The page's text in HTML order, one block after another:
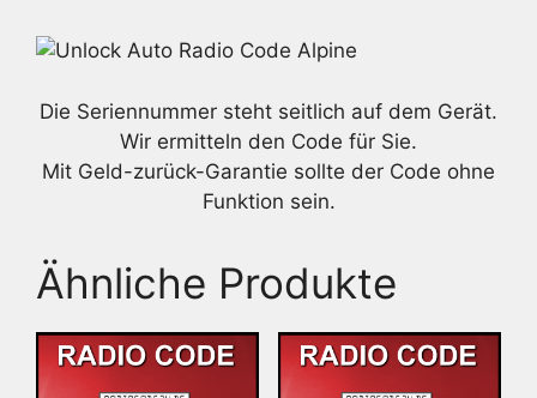
Die Seriennummer steht seitlich auf dem Gerät.
Wir ermitteln den Code für Sie.
Mit Geld-zurück-Garantie sollte der Code ohne
Funktion sein.
Ähnliche Produkte